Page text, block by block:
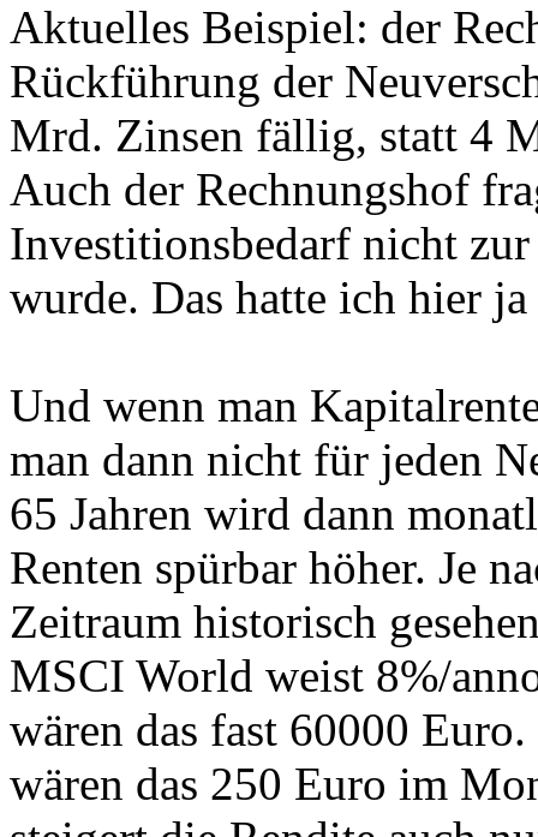
Aktuelles Beispiel: der
Rückführung der
Mrd. Zinsen fällig, statt 4
Auch der Rechnungshof
Investitionsbedarf nicht
wurde. Das hatte ich hier
Und wenn man
man dann nicht für jeden
65 Jahren wird dann
Renten spürbar höher. Je
Zeitraum historisch
MSCI World weist 8%/
wären das fast 60000
wären das 250 Euro im